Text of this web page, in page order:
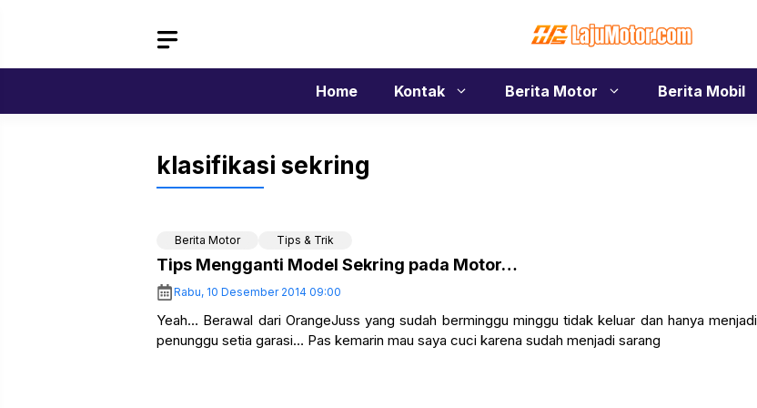
Home Kontak Berita Motor Berita Mobil
klasifikasi sekring
Berita Motor Tips & Trik
Tips Mengganti Model Sekring pada Motor…
Rabu, 10 Desember 2014 09:00
Yeah… Berawal dari OrangeJuss yang sudah berminggu minggu tidak keluar dan hanya menjadi
penunggu setia garasi… Pas kemarin mau saya cuci karena sudah menjadi sarang